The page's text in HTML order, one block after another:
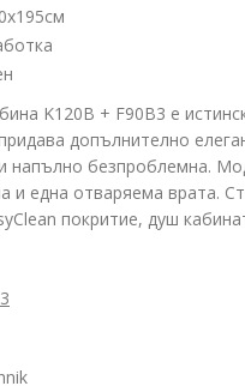
K120B + F90B3 е
допълнително
напълно безпроблемна.
и една отваряема врата.
покритие, душ